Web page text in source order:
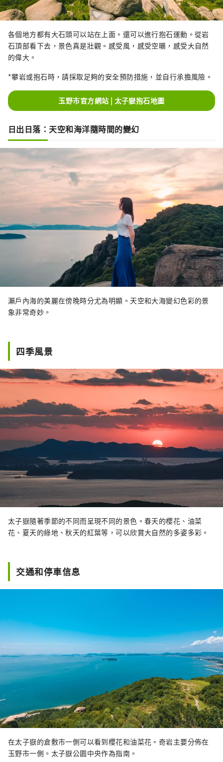
各個地方都有大石頭可以站在上面。還可以進行抱石運動。從岩
石頂部看下去，景色真是壯觀。感受風，感受空曠，感受大自然
的偉大。
*攀岩或抱石時，請採取足夠的安全預防措施，並自行承擔風險。
玉野市官方網站 | 太子嶽抱石地圖
日出日落：天空和海洋隨時間的變幻
瀨戶內海的美麗在傍晚時分尤為明顯。天空和大海變幻色彩的景
象非常奇妙。
四季風景
太子嶽隨著季節的不同而呈現不同的景色。春天的櫻花、油菜
花、夏天的綠地、秋天的紅葉等，可以欣賞大自然的多姿多彩。
交通和停車信息
在太子嶽的倉敷市一側可以看到櫻花和油菜花。奇岩主要分佈在
玉野市一側。太子嶽公園中央作為指南。